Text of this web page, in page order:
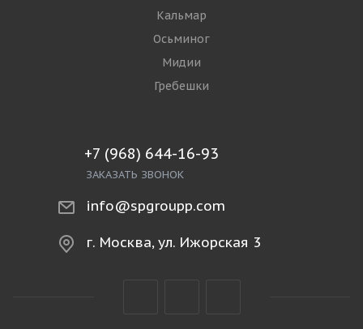
Кальмар
Осьминог
Мидии
Гребешки
+7 (968) 644-16-93
ЗАКАЗАТЬ ЗВОНОК
info@spgroupp.com
г. Москва, ул. Ижорская 3